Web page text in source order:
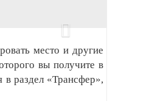
место и другие
вы получите в
раздел «Трансфер»,